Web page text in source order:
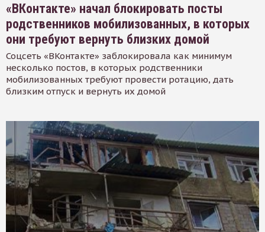
«ВКонтакте» начал блокировать посты
родственников мобилизованных, в которых
они требуют вернуть близких домой
Соцсеть «ВКонтакте» заблокировала как минимум
несколько постов, в которых родственники
мобилизованных требуют провести ротацию, дать
близким отпуск и вернуть их домой